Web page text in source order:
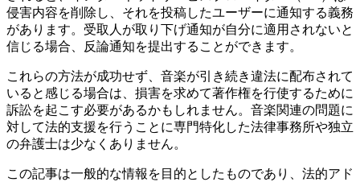
侵害内容を削除し、それを投稿したユーザーに通知する義務
があります。受取人が取り下げ通知が自分に適用されないと
信じる場合、反論通知を提出することができます。
これらの方法が成功せず、音楽が引き続き違法に配布されて
いると感じる場合は、損害を求めて著作権を行使するために
訴訟を起こす必要があるかもしれません。音楽関連の問題に
対して法的支援を行うことに専門特化した法律事務所や独立
の弁護士は少なくありません。
この記事は一般的な情報を目的としたものであり、法的アド